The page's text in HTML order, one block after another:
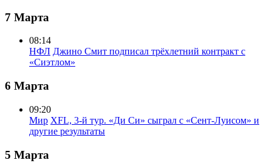
7 Марта
08:14
НФЛ Джино Смит подписал трёхлетний контракт с
«Сиэтлом»
6 Марта
09:20
Мир XFL, 3-й тур. «Ди Си» сыграл с «Сент-Луисом» и
другие результаты
5 Марта